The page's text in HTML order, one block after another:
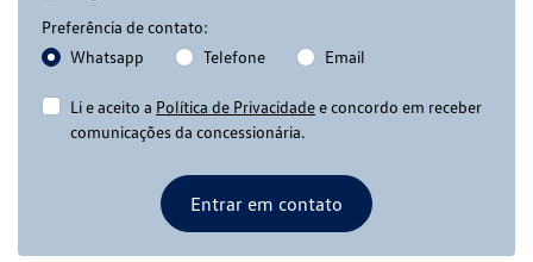
Preferência de contato:
Whatsapp
Telefone Email
Li e aceito a Política de Privacidadee concordo em receber
comunicações da concessionária.
Entrar em contato